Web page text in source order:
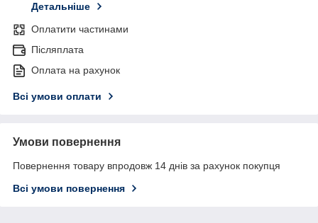
Детальніше
Оплатити частинами
Післяплата
Оплата на рахунок
Всі умови оплати
Умови повернення
Повернення товару впродовж 14 днів за рахунок покупця
Всі умови повернення